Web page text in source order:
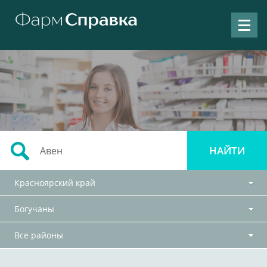
Красноярский край
Богучаны
Все районы